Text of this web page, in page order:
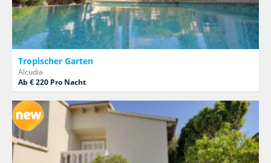
Tropischer Garten
Alcudia
Ab € 220 Pro Nacht